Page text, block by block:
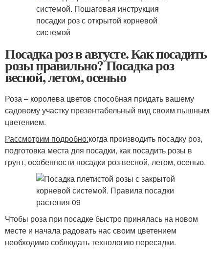
Посадка роз в августе. Как посадить
розы правильно? Посадка роз
весной, летом, осенью
Роза – королева цветов способная придать вашему
садовому участку презентабельный вид своим пышным
цветением.
Рассмотрим подробно:когда производить посадку роз,
подготовка места для посадки, как посадить розы в
грунт, особенности посадки роз весной, летом, осенью.
Чтобы роза при посадке быстро принялась на новом
месте и начала радовать нас своим цветением
необходимо соблюдать технологию пересадки.